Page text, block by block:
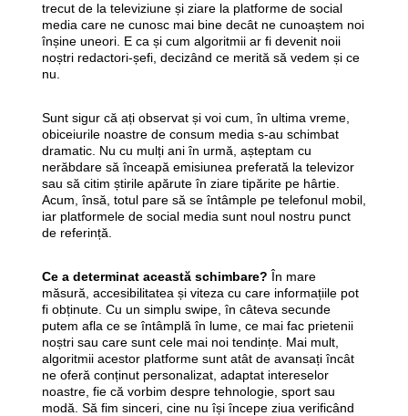
trecut de la televiziune și ziare la platforme de social
media care ne cunosc mai bine decât ne cunoaștem noi
înșine uneori. E ca și cum algoritmii ar fi devenit noii
noștri redactori-șefi, decizând ce merită să vedem și ce
nu.
Sunt sigur că ați observat și voi cum, în ultima vreme,
obiceiurile noastre de consum media s-au schimbat
dramatic. Nu cu mulți ani în urmă, așteptam cu
nerăbdare să înceapă emisiunea preferată la televizor
sau să citim știrile apărute în ziare tipărite pe hârtie.
Acum, însă, totul pare să se întâmple pe telefonul mobil,
iar platformele de social media sunt noul nostru punct
de referință.
Ce a determinat această schimbare? În mare
măsură, accesibilitatea și viteza cu care informațiile pot
fi obținute. Cu un simplu swipe, în câteva secunde
putem afla ce se întâmplă în lume, ce mai fac prietenii
noștri sau care sunt cele mai noi tendințe. Mai mult,
algoritmii acestor platforme sunt atât de avansați încât
ne oferă conținut personalizat, adaptat intereselor
noastre, fie că vorbim despre tehnologie, sport sau
modă. Să fim sinceri, cine nu își începe ziua verificând